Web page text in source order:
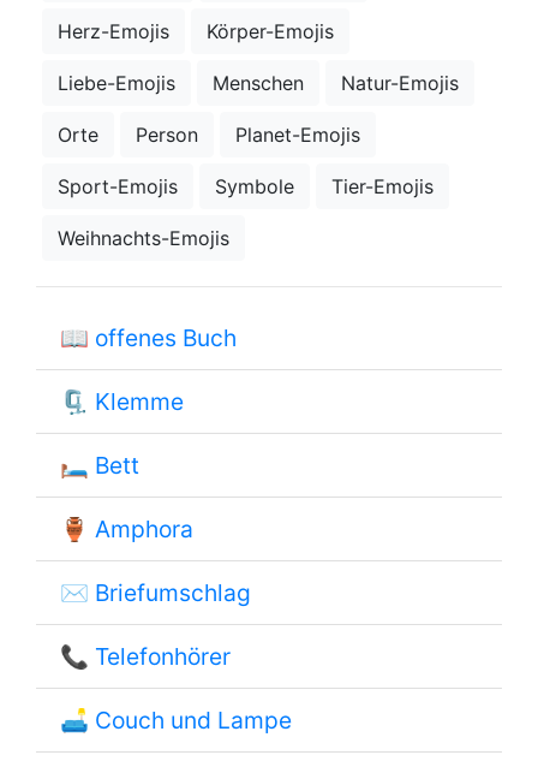
Herz-Emojis Körper-Emojis
Liebe-Emojis Menschen Natur-Emojis
Orte Person Planet-Emojis
Sport-Emojis Symbole Tier-Emojis
Weihnachts-Emojis
📖 offenes Buch
🗜 Klemme
🛏 Bett
🏺 Amphora
✉ Briefumschlag
📞 Telefonhörer
🛋 Couch und Lampe